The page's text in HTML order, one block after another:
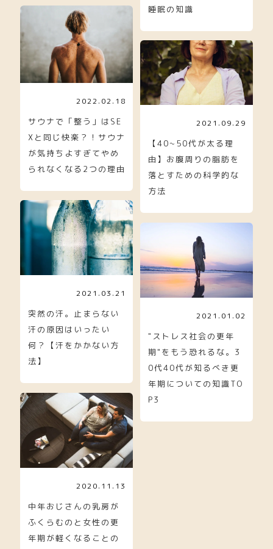
睡眠の知識
2022.02.18
サウナで「整う」はSE
Xと同じ快楽？！サウナ
が気持ちよすぎてやめ
られなくなる2つの理由
2021.09.29
【40~50代が太る理
由】お腹周りの脂肪を
落とすための科学的な
方法
2021.03.21
突然の汗。止まらない
汗の原因はいったい
何？【汗をかかない方
法】
2021.01.02
"ストレス社会の更年
期"をもう恐れるな。3
0代40代が知るべき更
年期についての知識TO
P3
2020.11.13
中年おじさんの乳房が
ふくらむのと女性の更
年期が軽くなることの